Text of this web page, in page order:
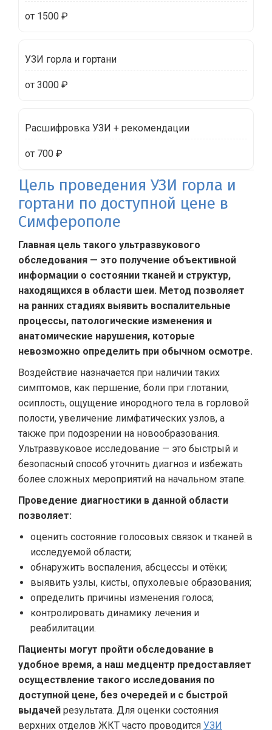
от 1500 ₽
УЗИ горла и гортани
от 3000 ₽
Расшифровка УЗИ + рекомендации
от 700 ₽
Цель проведения УЗИ горла и
гортани по доступной цене в
Симферополе
Главная цель такого ультразвукового
обследования — это получение объективной
информации о состоянии тканей и структур,
находящихся в области шеи. Метод позволяет
на ранних стадиях выявить воспалительные
процессы, патологические изменения и
анатомические нарушения, которые
невозможно определить при обычном осмотре.
Воздействие назначается при наличии таких
симптомов, как першение, боли при глотании,
осиплость, ощущение инородного тела в горловой
полости, увеличение лимфатических узлов, а
также при подозрении на новообразования.
Ультразвуковое исследование — это быстрый и
безопасный способ уточнить диагноз и избежать
более сложных мероприятий на начальном этапе.
Проведение диагностики в данной области
позволяет:
оценить состояние голосовых связок и тканей в
исследуемой области;
обнаружить воспаления, абсцессы и отёки;
выявить узлы, кисты, опухолевые образования;
определить причины изменения голоса;
контролировать динамику лечения и
реабилитации.
Пациенты могут пройти обследование в
удобное время, а наш медцентр предоставляет
осуществление такого исследования по
доступной цене, без очередей и с быстрой
выдачей результата. Для оценки состояния
верхних отделов ЖКТ часто проводится УЗИ